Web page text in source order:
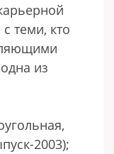
теми, кто
из
2003);